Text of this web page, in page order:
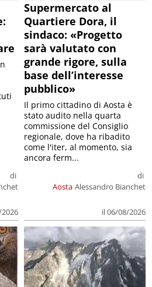
di
Supermercato al
Quartiere Dora, il
sindaco: «Progetto
sarà valutato con
grande rigore, sulla
base dell’interesse
pubblico»
Aosta
di
Alessandro Bianchet
il 06/08/2026
Il primo cittadino di Aosta è
stato audito nella quarta
commissione del Consiglio
regionale, dove ha ribadito
come l'iter, al momento, sia
ancora ferm...